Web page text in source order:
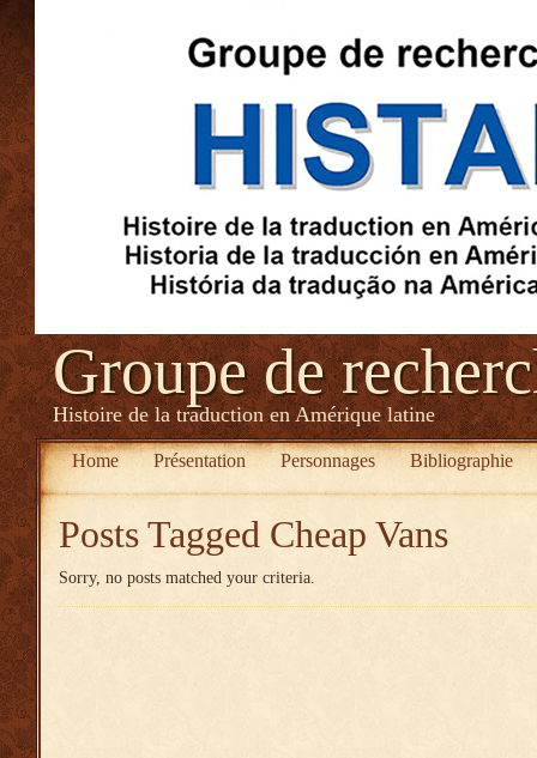
Groupe de
Histoire de la traduction en Amérique latine
Home Présentation Personnages Bibliographie
Posts Tagged Cheap Vans
Sorry, no posts matched your criteria.